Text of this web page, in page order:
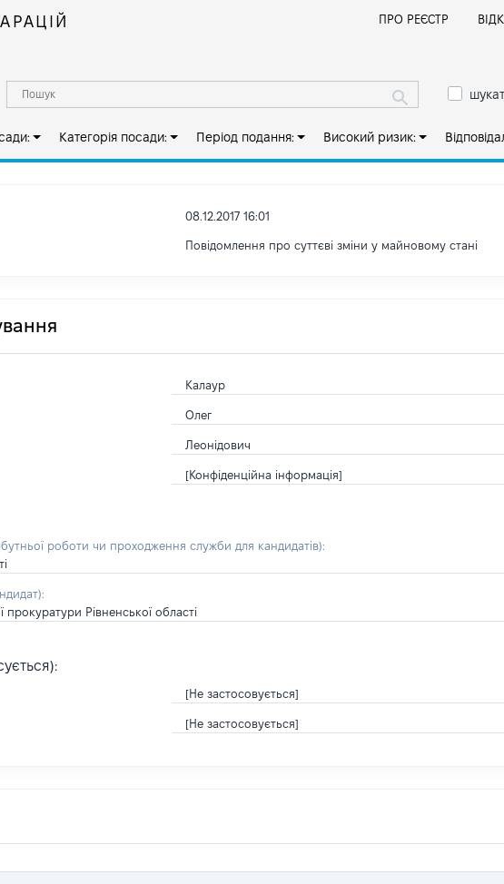
ПРО РЕЄСТР
Категорія посади: Період подання: Високий ризик:
08.12.2017 16:01
Повідомлення про суттєві зміни y майновому стані
Калаур
Олег
Леонідович
[Конфіденційна інформація]
роботи чи проходження служби для кандидатів):
:
прокуратури Рівненської області
[Не застосовується]
[Не застосовується]